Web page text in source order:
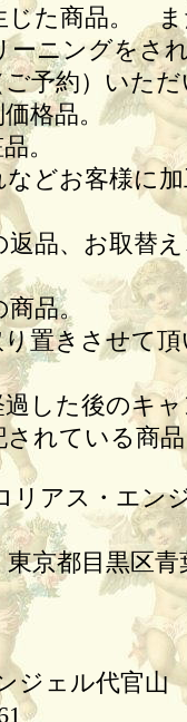
じた商品。
ーニングをさ
予約）いた
格品。
品。
どお客様に
品、お取替
品。
置きさせて
過した後のキ
れている商
リアス・エン
京都目黒区青
ジェル代官山